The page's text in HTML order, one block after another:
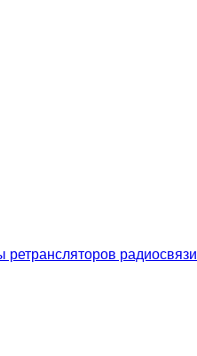
радиосвязи